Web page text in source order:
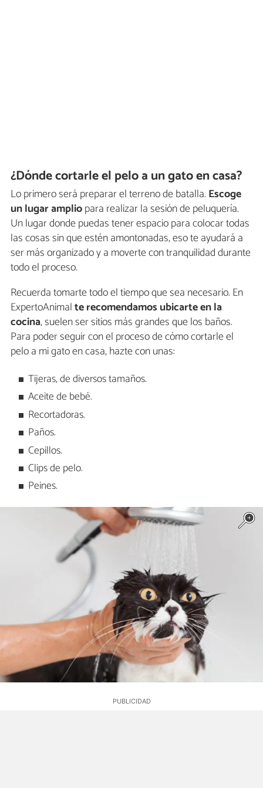
¿Dónde cortarle el pelo a un gato en casa?
Lo primero será preparar el terreno de batalla. Escoge
un lugar ampliopara realizar la sesión de peluquería.
Un lugar donde puedas tener espacio para colocar todas
las cosas sin que estén amontonadas, eso te ayudará a
ser más organizado y a moverte con tranquilidad durante
todo el proceso.
Recuerda tomarte todo el tiempo que sea necesario. En
ExpertoAnimalte recomendamos ubicarte en la
cocina, suelen ser sitios más grandes que los baños.
Para poder seguir con el proceso de cómo cortarle el
pelo a mi gato en casa, hazte con unas:
Tijeras, de diversos tamaños.
Aceite de bebé.
Recortadoras.
Paños.
Cepillos.
Clips de pelo.
Peines.